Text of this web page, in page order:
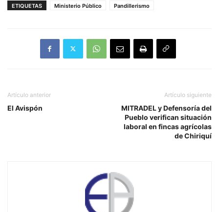
ETIQUETAS Ministerio Público Pandillerismo
Artículo anterior
El Avispón
Artículo siguiente
MITRADEL y Defensoría del
Pueblo verifican situación
laboral en fincas agrícolas
de Chiriquí